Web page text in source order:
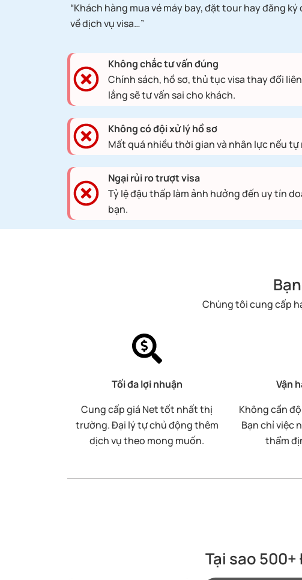
“Khách hàng mua vé máy bay, đặt tour hay đăng
về dịch vụ visa…”
Không chắc tư vấn đúng
Chính sách, hồ sơ, thủ tục visa thay đổi
lắng sẽ tư vấn sai cho khách.
Không có đội xử lý hồ sơ
Mất quá nhiều thời gian và nhân lực nếu tự
Ngại rủi ro trượt visa
Tỷ lệ đậu thấp làm ảnh hưởng đến uy tín
bạn.
Chúng tôi cung cấp
Tối đa lợi nhuận
Cung cấp giá Net tốt nhất thị
trường. Đại lý tự chủ động thêm
dịch vụ theo mong muốn.
Vận
Không cần
Bạn chỉ việc
thẩm
Tại sao